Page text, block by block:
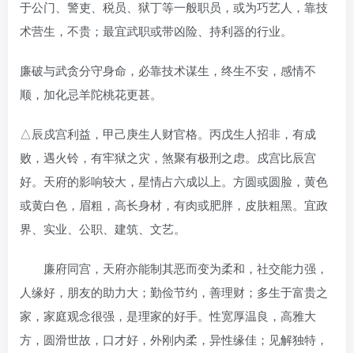
于公门、警吏、税员、狱丁等一般职员，或为巧艺人，靠技
术营生，不贵；最宜武职或带凶险、持利器的行业。
廉破与武贪分守身命，必靠技术谋生，终生不安，感情不
顺，加化忌羊陀桃花更甚。
△辰戍宫利益，甲己庚生人财官格。丙戊生人招非，有成
败，遇火铃，有牢狱之灾，煞聚有极刑之虑。戍宫比辰宫
好。天府的影响较大，星情占六成以上。方圆或圆脸，黄色
或黄白色，眉粗，高长身材，有肉或肥胖，皮肤粗黑。宜政
界、实业、公职、建筑、文艺。
廉府同宫，天府亦能制其恶而变为柔和，社交能力强，
人缘好，朋友的助力大；勤俭节约，善理财；多生于富贵之
家，家庭观念很强，是理家的好手。性宽厚温良，高雅大
方，圆滑世故，口才好，外刚内柔，异性缘佳；见解独特，